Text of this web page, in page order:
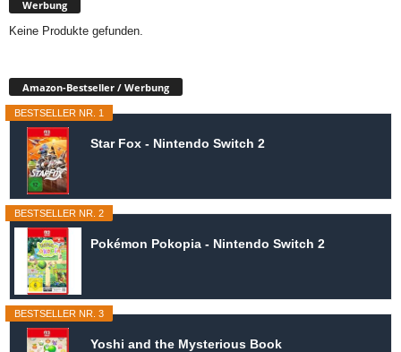
Werbung
Keine Produkte gefunden.
Amazon-Bestseller / Werbung
BESTSELLER NR. 1
Star Fox - Nintendo Switch 2
BESTSELLER NR. 2
Pokémon Pokopia - Nintendo Switch 2
BESTSELLER NR. 3
Yoshi and the Mysterious Book